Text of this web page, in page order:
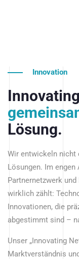
Innovation
Lösung.
Wir entwickeln nicht
Lösungen. Im
Partnernetzwerk
wirklich zählt:
Innovationen, die
abgestimmt sind –
Unser „Innovating
Marktverständnis